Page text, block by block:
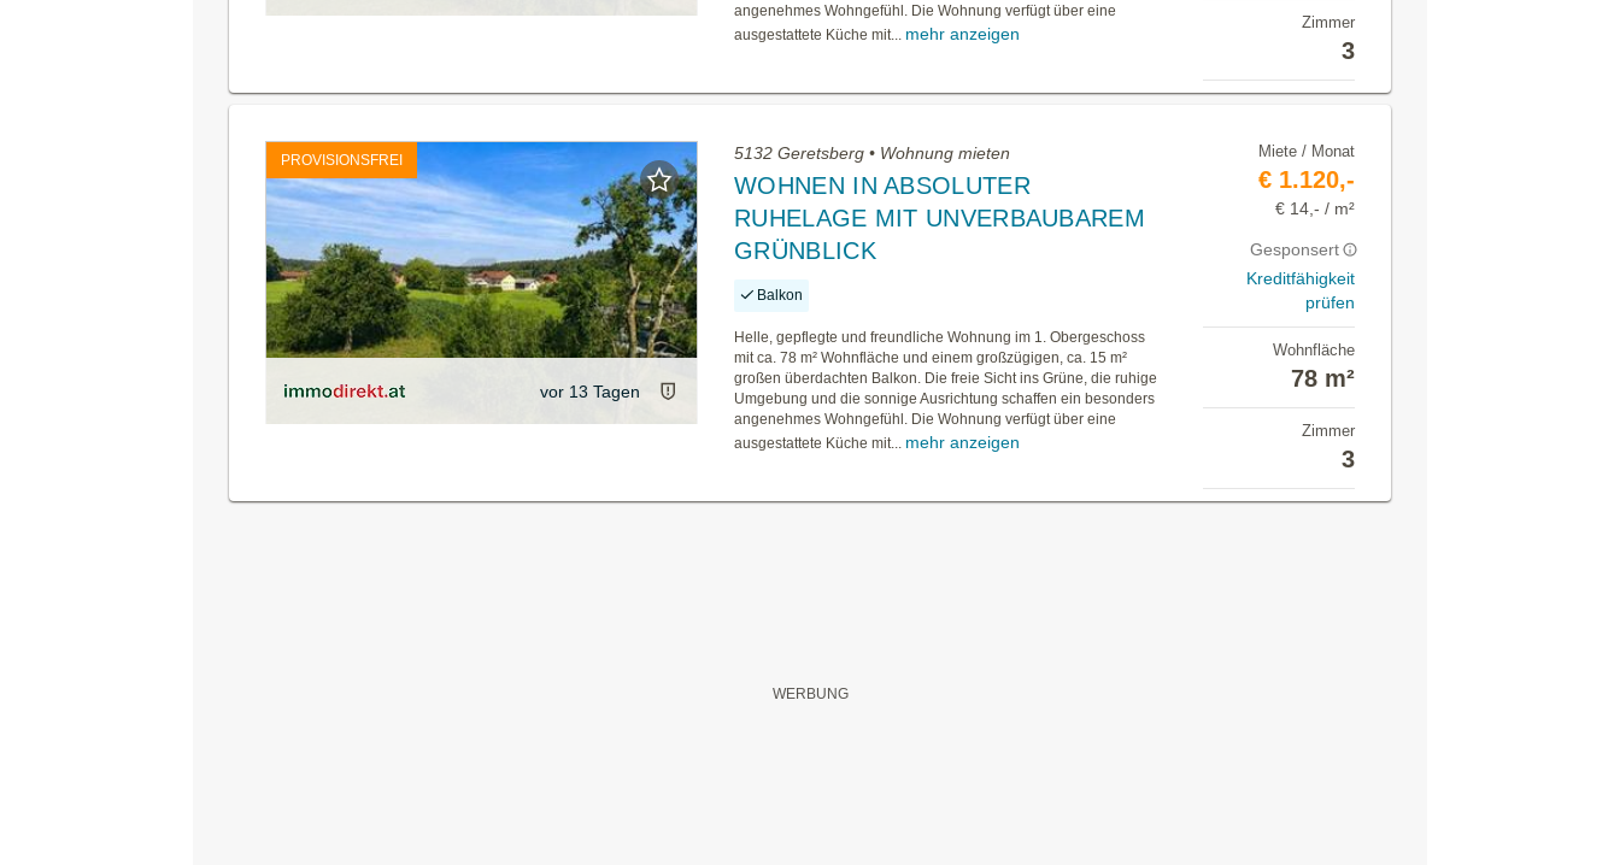
angenehmes Wohngefühl. Die Wohnung verfügt über eine
ausgestattete Küche mit... mehr anzeigen
Zimmer
3
PROVISIONSFREI
vor 13 Tagen
5132 Geretsberg • Wohnung mieten
WOHNEN IN ABSOLUTER
RUHELAGE MIT UNVERBAUBAREM
GRÜNBLICK
Balkon
Helle, gepflegte und freundliche Wohnung im 1. Obergeschoss
mit ca. 78 m² Wohnfläche und einem großzügigen, ca. 15 m²
großen überdachten Balkon. Die freie Sicht ins Grüne, die ruhige
Umgebung und die sonnige Ausrichtung schaffen ein besonders
angenehmes Wohngefühl. Die Wohnung verfügt über eine
ausgestattete Küche mit... mehr anzeigen
Miete / Monat
€ 1.120,-
€ 14,- / m²
Gesponsert
Kreditfähigkeit
prüfen
Wohnfläche
78 m²
Zimmer
3